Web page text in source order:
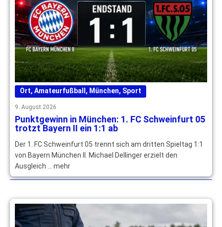
Ort, Amateurfußball , München, Sport
9. August 2026
Punktgewinn in München: 1. FC Schweinfurt 05
trotzt Bayern II ein 1:1 ab
Der 1. FC Schweinfurt 05 trennt sich am dritten Spieltag 1:1
von Bayern München II. Michael Dellinger erzielt den
Ausgleich … mehr